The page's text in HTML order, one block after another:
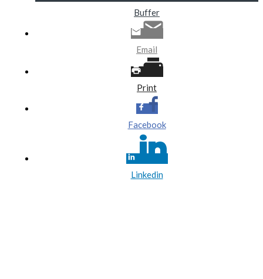
Buffer
Email
Print
Facebook
Linkedin